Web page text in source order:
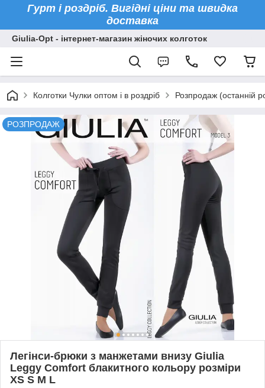
Гурт і роздріб. Вигідні ціни та швидка
доставка
Giulia-Opt - інтернет-магазин жіночих колготок
Колготки Чулки оптом і в роздріб Розпродаж (останній
РОЗПРОДАЖ
Легінси-брюки з манжетами внизу Giulia
Leggy Comfort блакитного кольору розміри
XS S M L